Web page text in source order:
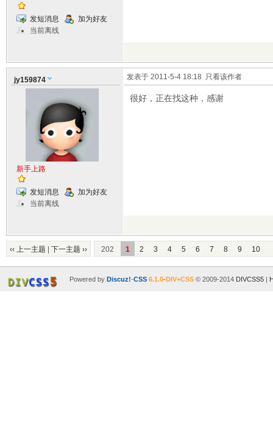
发短消息
加为好友
当前离线
jy159874
新手上路
发短消息
加为好友
当前离线
发表于 2011-5-4 18:18 只看该作者
很好，正在找这种，感谢
‹‹ 上一主题 下一主题 ›› 202 1 2 3 4 5 6 7 8 9 10
Powered by Discuz!-CSS 6.1.0-DIV+CSS© 2009-2014 DIVCSS5|